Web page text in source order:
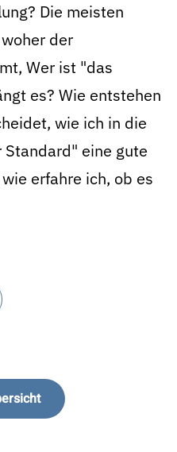
Die meisten
der
Wer ist "das
es? Wie entstehen
wie ich in die
eine gute
erfahre ich, ob es